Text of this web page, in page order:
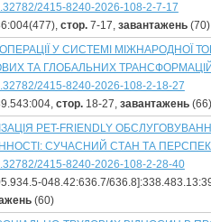
2415-8240-2026-108-2-7-17
стор.7-17, завантажень(70)
У СИСТЕМІ МІЖНАРОДНОЇ
ТА ГЛОБАЛЬНИХ ТРАНСФОРМАЦІЙ
2415-8240-2026-108-2-18-27
стор.18-27, завантажень(66)
PET-FRIENDLY
СУЧАСНИЙ СТАН ТА
2415-8240-2026-108-2-28-40
048.42:636.7/
(60)